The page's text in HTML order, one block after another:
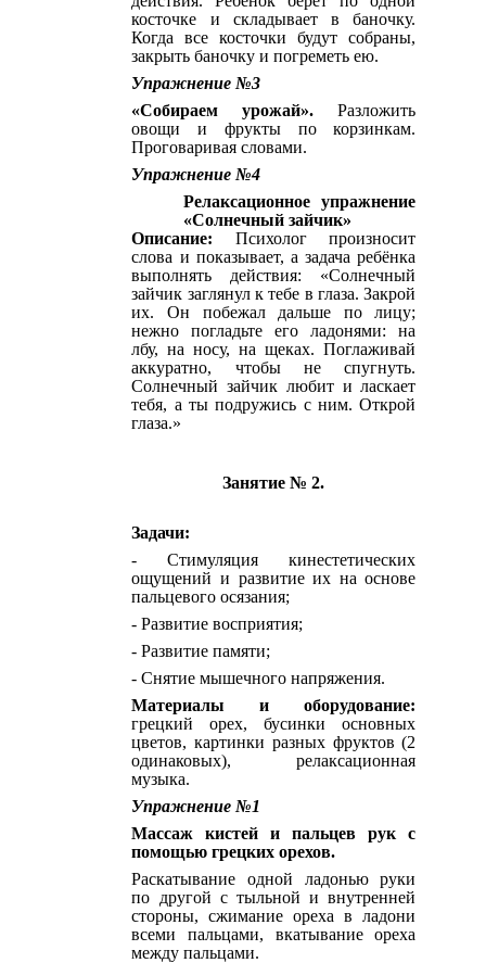
косточке и складывает в баночку.
Когда все косточки будут собраны,
закрыть баночку и погреметь ею.
Упражнение №3
«Собираем урожай». Разложить
овощи и фрукты по корзинкам.
Проговаривая словами.
Упражнение №4
Релаксационное упражнение
«Солнечный зайчик»
Описание: Психолог произносит
слова и показывает, а задача ребёнка
выполнять действия: «Солнечный
зайчик заглянул к тебе в глаза. Закрой
их. Он побежал дальше по лицу;
нежно погладьте его ладонями: на
лбу, на носу, на щеках. Поглаживай
аккуратно, чтобы не спугнуть.
Солнечный зайчик любит и ласкает
тебя, а ты подружись с ним. Открой
глаза.»
Занятие № 2.
Задачи:
- Стимуляция кинестетических
ощущений и развитие их на основе
пальцевого осязания;
- Развитие восприятия;
- Развитие памяти;
- Снятие мышечного напряжения.
Материалы и оборудование:
грецкий орех, бусинки основных
цветов, картинки разных фруктов (2
одинаковых), релаксационная
музыка.
Упражнение №1
Массаж кистей и пальцев рук с
помощью грецких орехов.
Раскатывание одной ладонью руки
по другой с тыльной и внутренней
стороны, сжимание ореха в ладони
всеми пальцами, вкатывание ореха
между пальцами.